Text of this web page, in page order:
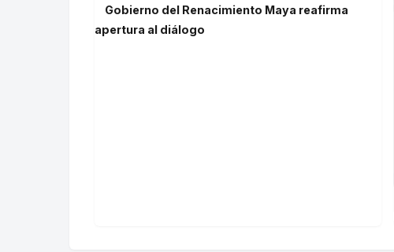
Gobierno del Renacimiento Maya reafirma
apertura al diálogo